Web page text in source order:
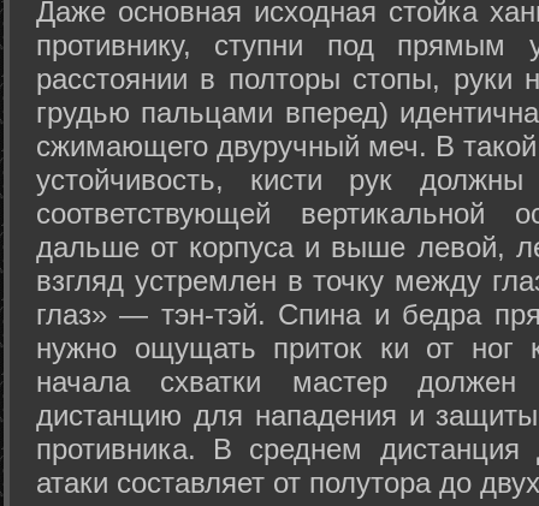
Даже основная исходная стойка
противнику, ступни под прямым
расстоянии в полторы стопы, руки
грудью пальцами вперед)
сжимающего двуручный меч. В
устойчивость, кисти рук
соответствующей
дальше от корпуса и выше левой,
взгляд устремлен в точку между
глаз» — тэн-тэй. Спина и бедра
нужно ощущать приток ки от
начала схватки мастер должен
дистанцию для нападения и
противника. В среднем
атаки составляет от полутора до